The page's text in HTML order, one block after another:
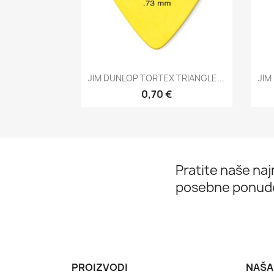
Brzi pregled
JIM DUNLOP TORTEX TRIANGLE...
0,70 €
JIM
Pratite naše
posebne
PROIZVODI